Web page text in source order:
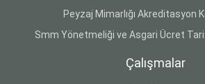
Peyzaj Mimarlığı Akreditasyon
Smm Yönetmeliği ve Asgari Ücret
Çalışmalar